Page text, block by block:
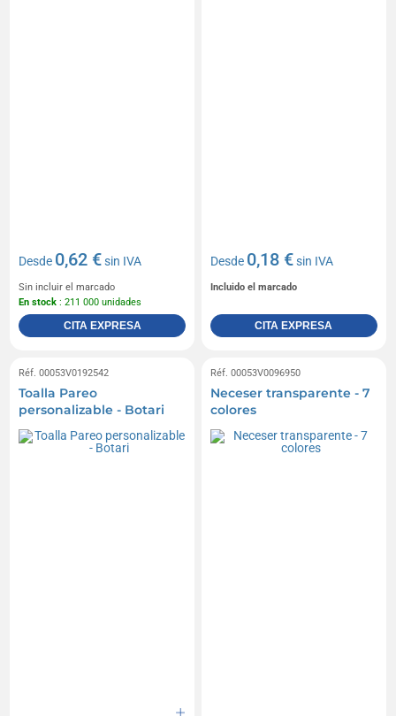
Desde 0,62 €sin IVA
Sin incluir el marcado
En stock : 211 000 unidades
CITA EXPRESA
Desde 0,18 €sin IVA
Incluido el marcado
CITA EXPRESA
Réf. 00053V0192542
Toalla Pareo
personalizable - Botari
Réf. 00053V0096950
Neceser transparente - 7
colores